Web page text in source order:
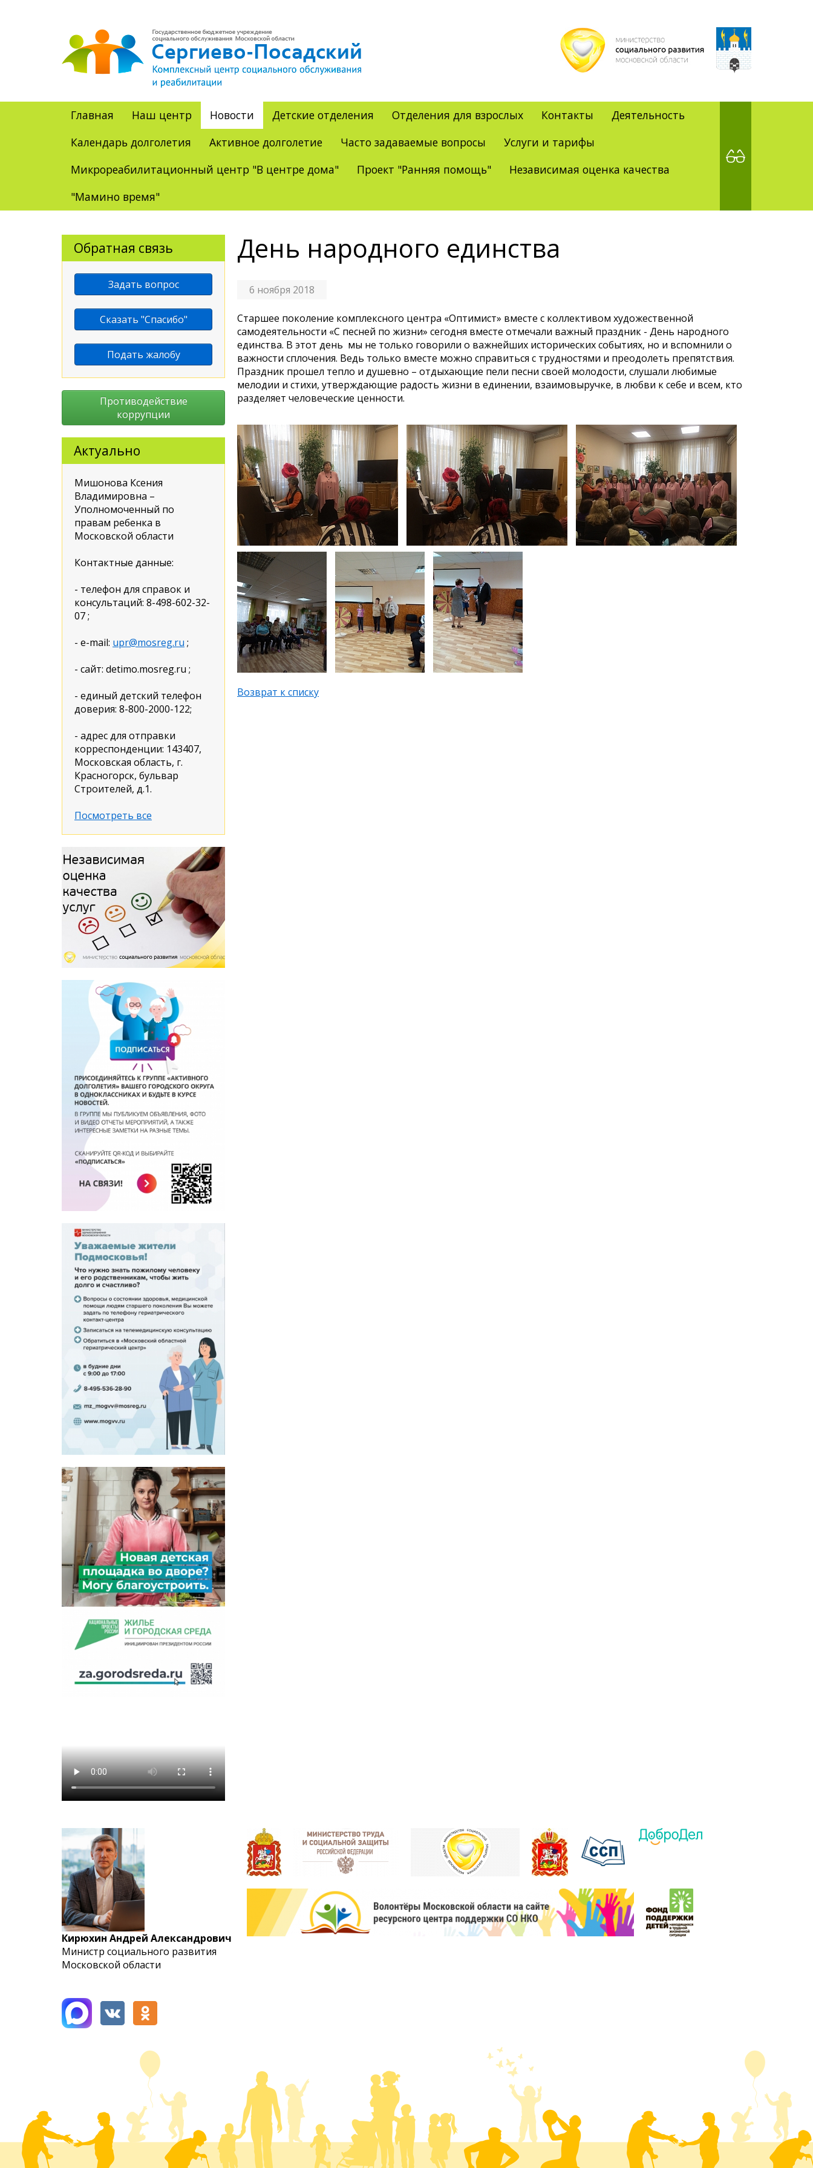
Главная Наш центр Новости Детские отделения Отделения для взрослых Контакты
Деятельность
Календарь долголетия
Активное долголетие Часто задаваемые вопросы
Услуги и тарифы
Микрореабилитационный центр "В центре дома"
Проект "Ранняя помощь"
Независимая оценка качества
"Мамино время"
День народного единства
6 ноября 2018
Старшее поколение комплексного центра «Оптимист» вместе с коллективом художественной
самодеятельности «С песней по жизни» сегодня вместе отмечали важный праздник - День народного
единства. В этот день мы не только говорили о важнейших исторических событиях, но и вспомнили о
важности сплочения. Ведь только вместе можно справиться с трудностями и преодолеть препятствия.
Праздник прошел тепло и душевно – отдыхающие пели песни своей молодости, слушали любимые
мелодии и стихи, утверждающие радость жизни в единении, взаимовыручке, в любви к себе и всем, кто
разделяет человеческие ценности.
Возврат к списку
Обратная связь
Задать вопрос
Сказать "Спасибо"
Подать жалобу
Противодействие
коррупции
Актуально
Мишонова Ксения
Владимировна –
Уполномоченный по
правам ребенка в
Московской области
Контактные данные:
- телефон для справок и
консультаций: 8-498-602-32-
07 ;
- e-mail: upr@mosreg.ru ;
- сайт: detimo.mosreg.ru ;
- единый детский телефон
доверия: 8-800-2000-122;
- адрес для отправки
корреспонденции: 143407,
Московская область, г.
Красногорск, бульвар
Строителей, д.1.
Посмотреть все
Кирюхин Андрей Александрович
Министр социального развития
Московской области